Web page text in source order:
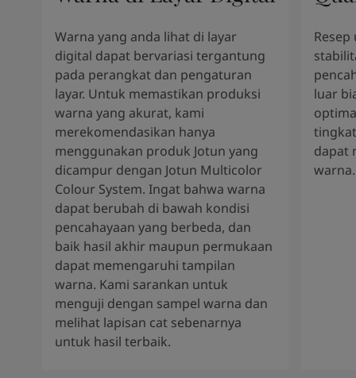
Warna yang anda lihat di layar
digital dapat bervariasi tergantung
pada perangkat dan pengaturan
layar. Untuk memastikan produksi
warna yang akurat, kami
merekomendasikan hanya
menggunakan produk Jotun yang
dicampur dengan Jotun Multicolor
Colour System. Ingat bahwa warna
dapat berubah di bawah kondisi
pencahayaan yang berbeda, dan
baik hasil akhir maupun permukaan
dapat memengaruhi tampilan
warna. Kami sarankan untuk
menguji dengan sampel warna dan
melihat lapisan cat sebenarnya
untuk hasil terbaik.
luar
dapat
warna.